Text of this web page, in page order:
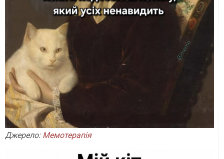
Джерело: Мемотерапія